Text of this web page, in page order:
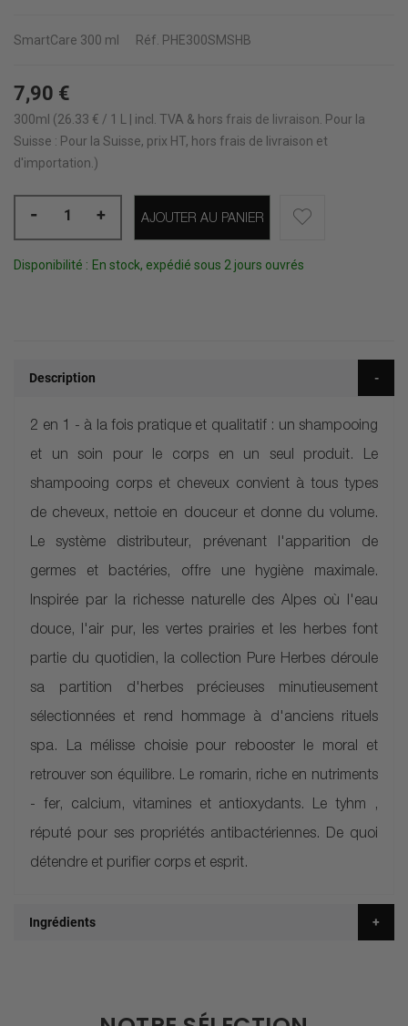
SmartCare 300 ml Réf. PHE300SMSHB
7,90 €
300ml (26.33 € / 1 L | incl. TVA & hors frais de livraison Pour la
Suisse : Pour la Suisse, prix HT, hors frais de livraison et
d'importation.)
- + AJOUTER AU PANIER
Disponibilité : En stock, expédié sous 2 jours ouvrés
Description
2 en 1 - à la fois pratique et qualitatif : un shampooing
et un soin pour le corps en un seul produit. Le
shampooing corps et cheveux convient à tous types
de cheveux, nettoie en douceur et donne du volume.
Le système distributeur, prévenant l'apparition de
germes et bactéries, offre une hygiène maximale.
Inspirée par la richesse naturelle des Alpes où l'eau
douce, l'air pur, les vertes prairies et les herbes font
partie du quotidien, la collection Pure Herbes déroule
sa partition d'herbes précieuses minutieusement
sélectionnées et rend hommage à d'anciens rituels
spa. La mélisse choisie pour rebooster le moral et
retrouver son équilibre. Le romarin, riche en nutriments
- fer, calcium, vitamines et antioxydants. Le tyhm ,
réputé pour ses propriétés antibactériennes. De quoi
détendre et purifier corps et esprit.
Ingrédients